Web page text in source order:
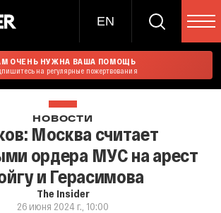
EN
ОЧЕНЬ НУЖНА ВАША ПОМОЩЬ
на регулярные пожертвования
НОВОСТИ
Москва считает
ордера МУС на арест
и Герасимова
The Insider
26 июня 2024 г., 10:00